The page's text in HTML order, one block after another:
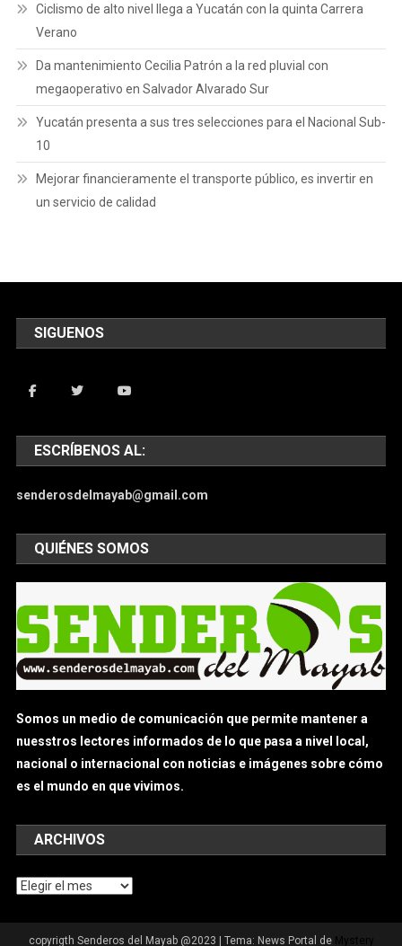
Ciclismo de alto nivel llega a Yucatán con la quinta Carrera
Verano
Da mantenimiento Cecilia Patrón a la red pluvial con
megaoperativo en Salvador Alvarado Sur
Yucatán presenta a sus tres selecciones para el Nacional Sub-
10
Mejorar financieramente el transporte público, es invertir en
un servicio de calidad
SIGUENOS
ESCRÍBENOS AL:
senderosdelmayab@gmail.com
QUIÉNES SOMOS
Somos un medio de comunicación que permite mantener a
nuesstros lectores informados de lo que pasa a nivel local,
nacional o internacional con noticias e imágenes sobre cómo
es el mundo en que vivimos.
ARCHIVOS
Archivos
copyrigth Senderos del Mayab @2023 Tema: News Portal de Mystery